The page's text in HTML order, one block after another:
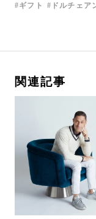
ギフト ドルチェア
関連記事